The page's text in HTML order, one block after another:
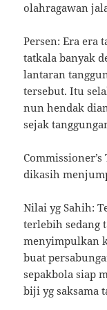
olahragawan
Persen: Era era
tatkala banyak
lantaran
tersebut. Itu
nun hendak
sejak
dikasih
Nilai yg Sahih:
terlebih sedang
menyimpulkan
buat
sepakbola siap
biji yg saksama